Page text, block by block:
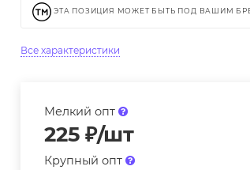
ЭТА ПОЗИЦИЯ МОЖЕТ БЫТЬ ПОД ВАШИМ
Все характеристики
Мелкий опт
225 ₽/шт
Крупный опт